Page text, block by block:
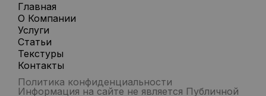
Главная
О Компании
Услуги
Статьи
Текстуры
Контакты
Политика конфиденциальности
Информация на сайте не является Публичной